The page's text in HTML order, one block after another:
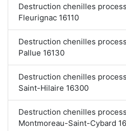
Destruction chenilles
Fleurignac 16110
Destruction chenilles
Pallue 16130
Destruction chenilles
Saint-Hilaire 16300
Destruction chenilles
Montmoreau-Saint-Cybard